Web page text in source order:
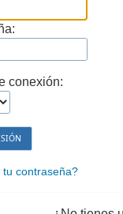
conexión:
tu contraseña?